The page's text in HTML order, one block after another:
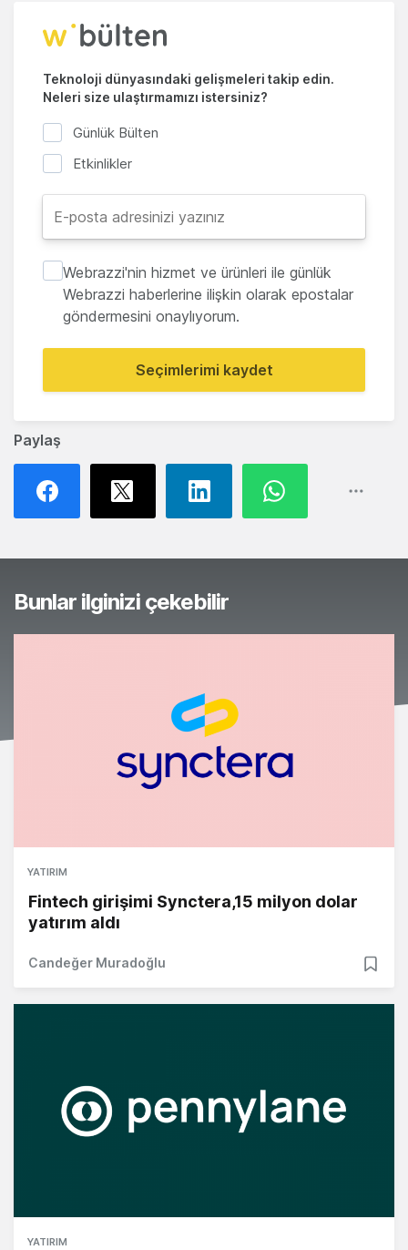
Paylaş
Teknoloji dünyasındaki gelişmeleri takip edin.
Neleri size ulaştırmamızı istersiniz?
Günlük Bülten
Etkinlikler
Webrazzi'nin hizmet ve ürünleri ile günlük
Webrazzi haberlerine ilişkin olarak epostalar
göndermesini onaylıyorum.
Seçimlerimi kaydet
Bunlar ilginizi çekebilir
YATIRIM
Fintech girişimi Synctera,15 milyon dolar
yatırım aldı
Candeğer Muradoğlu
YATIRIM